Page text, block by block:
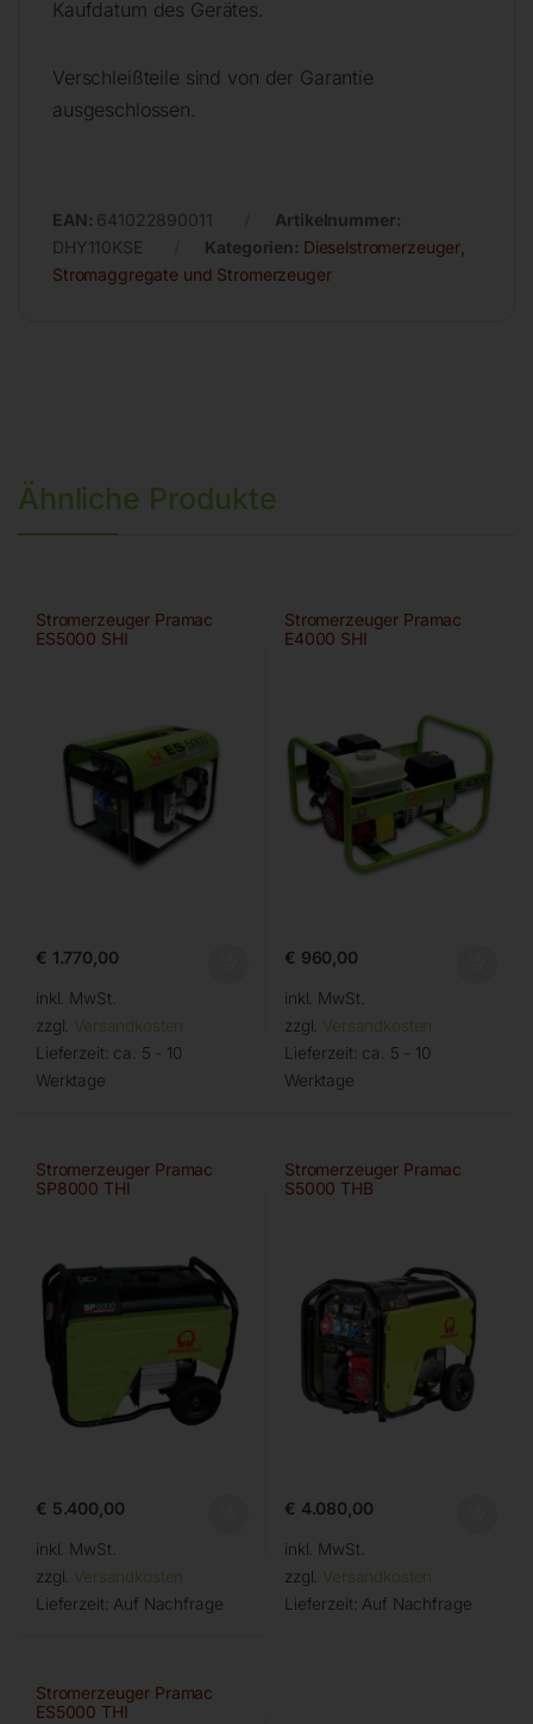
Kaufdatum des Gerätes.
Verschleißteile sind von der Garantie
ausgeschlossen.
EAN: 641022890011
Artikelnummer:
DHY110KSE
Kategorien: Dieselstromerzeuger
Stromaggregate und Stromerzeuger
Ähnliche Produkte
Stromerzeuger Pramac
ES5000 SHI
€ 1.770,00
inkl. MwSt.
zzgl. Versandkosten
Lieferzeit: ca. 5 - 10
Werktage
Stromerzeuger Pramac
E4000 SHI
€ 960,00
inkl. MwSt.
zzgl. Versandkosten
Lieferzeit: ca. 5 - 10
Werktage
Stromerzeuger Pramac
SP8000 THI
€ 5.400,00
inkl. MwSt.
zzgl. Versandkosten
Lieferzeit: Auf Nachfrage
Stromerzeuger Pramac
S5000 THB
€ 4.080,00
inkl. MwSt.
zzgl. Versandkosten
Lieferzeit: Auf Nachfrage
Stromerzeuger Pramac
ES5000 THI